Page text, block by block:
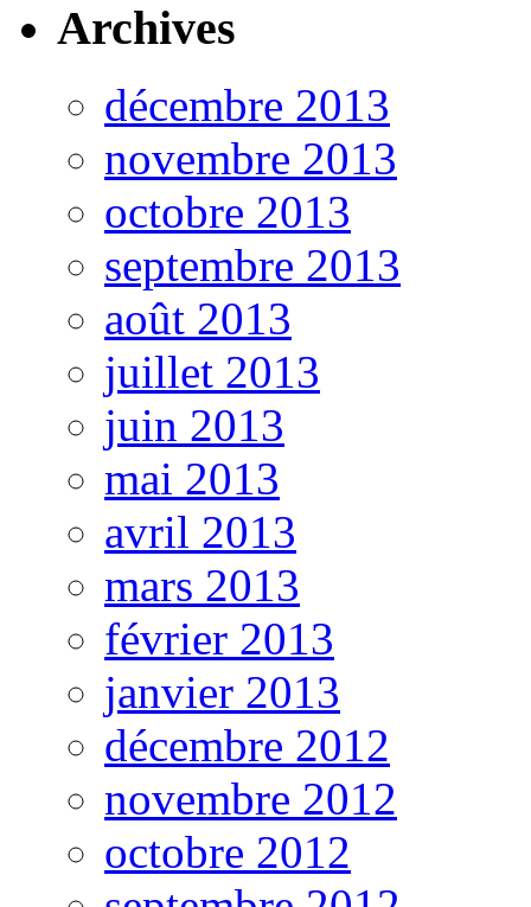
Archives
décembre 2013
novembre 2013
octobre 2013
septembre 2013
août 2013
juillet 2013
juin 2013
mai 2013
avril 2013
mars 2013
février 2013
janvier 2013
décembre 2012
novembre 2012
octobre 2012